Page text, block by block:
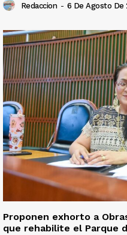
Redaccion - 6 De Agosto De
Proponen exhorto a
que rehabilite el Parque